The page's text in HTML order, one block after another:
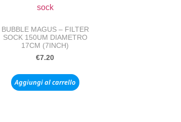
BUBBLE MAGUS – FILTER
SOCK 150UM DIAMETRO
17CM (7INCH)
€7.20
Aggiungi al carrello